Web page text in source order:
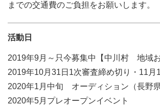
までの交通費のご負担をお願いします。
活動日
2019年9月～只今募集中【中川村 地域お
2019年10月31日1次審査締め切り・11月
2020年1月中旬 オーディション（長野県
2020年5月プレオープンイベント